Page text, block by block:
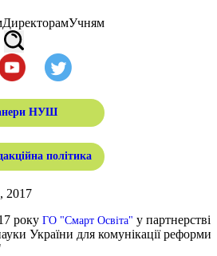
ДиректорамУчням
НУШ
політика
2017
року ГО "Смарт Освіта" у партнерстві
України для комунікації реформи